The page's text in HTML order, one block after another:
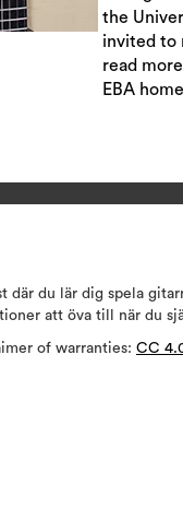
the
invited to
read
EBA
där du lär dig spela
att öva till när du
of warranties: CC